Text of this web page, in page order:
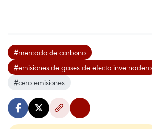
#mercado de carbono
#emisiones de gases de efecto invernadero
#cero emisiones